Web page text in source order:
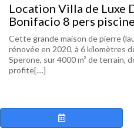
Location Villa de Luxe
Bonifacio 8 pers
Cette grande maison de pierre
rénovée en 2020, à 6 kilomètres
Sperone, sur 4000 m² de terrain,
profite[....]